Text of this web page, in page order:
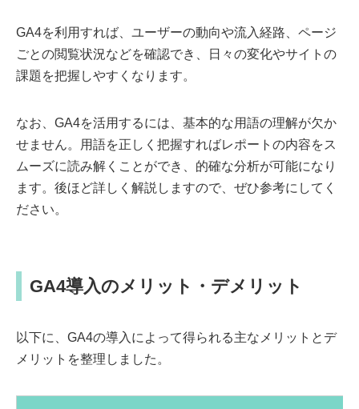
GA4を利用すれば、ユーザーの動向や流入経路、ページ
ごとの閲覧状況などを確認でき、日々の変化やサイトの
課題を把握しやすくなります。
なお、GA4を活用するには、基本的な用語の理解が欠か
せません。用語を正しく把握すればレポートの内容をス
ムーズに読み解くことができ、的確な分析が可能になり
ます。後ほど詳しく解説しますので、ぜひ参考にしてく
ださい。
GA4導入のメリット・デメリット
以下に、GA4の導入によって得られる主なメリットとデ
メリットを整理しました。